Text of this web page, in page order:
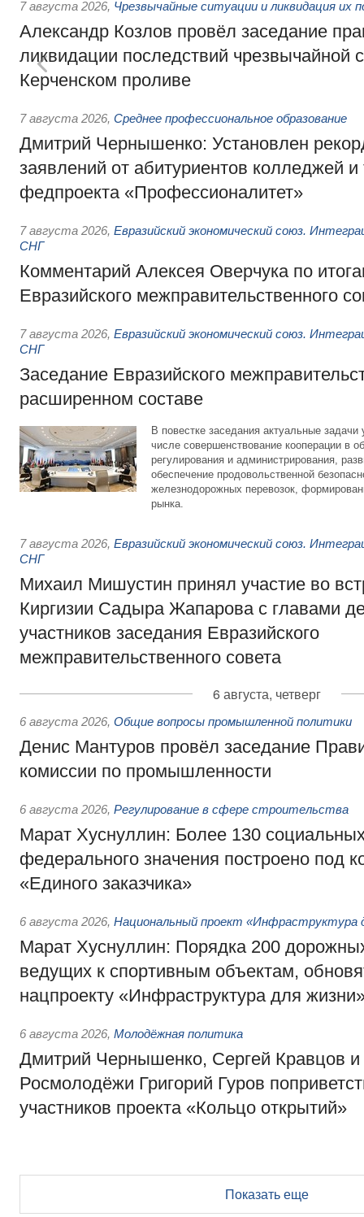
7 августа 2026, Чрезвычайные ситуации и ликвидация их
Александр Козлов провёл заседание
ликвидации последствий чрезвычайной
Керченском проливе
7 августа 2026, Среднее профессиональное образование
Дмитрий Чернышенко: Установлен
заявлений от абитуриентов колледжей и
федпроекта «Профессионалитет»
7 августа 2026, Евразийский экономический союз.
СНГ
Комментарий Алексея Оверчука по
Евразийского межправительственного
7 августа 2026, Евразийский экономический союз.
СНГ
Заседание Евразийского
расширенном составе
В повестке заседания актуальные задачи
числе совершенствование кооперации в
регулирования и администрирования,
обеспечение продовольственной
железнодорожных перевозок,
рынка.
7 августа 2026, Евразийский экономический союз.
СНГ
Михаил Мишустин принял участие во
Киргизии Садыра Жапарова с главами
участников заседания Евразийского
межправительственного совета
6 августа, четверг
6 августа 2026, Общие вопросы промышленной политики
Денис Мантуров провёл заседание
комиссии по промышленности
6 августа 2026, Регулирование в сфере строительства
Марат Хуснуллин: Более 130
федерального значения построено под
«Единого заказчика»
6 августа 2026, Национальный проект «Инфраструктура
Марат Хуснуллин: Порядка 200
ведущих к спортивным объектам,
нацпроекту «Инфраструктура для
6 августа 2026, Молодёжная политика
Дмитрий Чернышенко, Сергей Кравцов и
Росмолодёжи Григорий Гуров
участников проекта «Кольцо открытий»
Показать еще